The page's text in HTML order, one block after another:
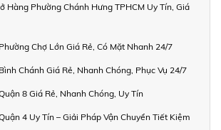
Hàng Phường Chánh Hưng TPHCM Uy Tín, Giá
Chợ Lớn Giá Rẻ, Có Mặt Nhanh 24/7
Chánh Giá Rẻ, Nhanh Chóng, Phục Vụ 24/7
8 Giá Rẻ, Nhanh Chóng, Uy Tín
4 Uy Tín – Giải Pháp Vận Chuyển Tiết Kiệm